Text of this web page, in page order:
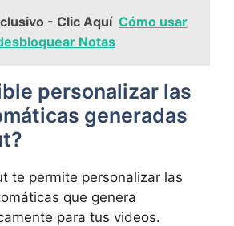
- Clic Aquí Cómo usar
Notas
personalizar las
generadas
te permite personalizar las
que genera
para tus videos.